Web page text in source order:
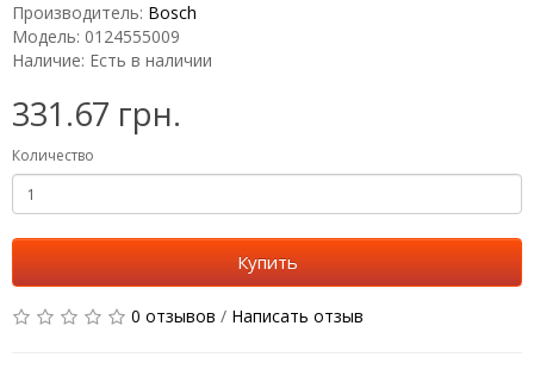
Производитель: Bosch
Модель: 0124555009
Наличие: Есть в наличии
331.67 грн.
Количество
Купить
0 отзывов / Написать отзыв